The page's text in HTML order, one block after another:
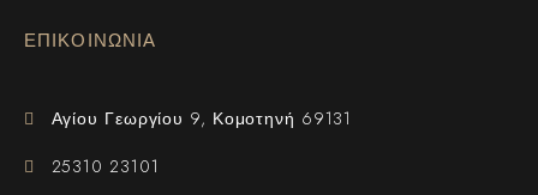
ΕΠΙΚΟΙΝΩΝΙΑ
Αγίου Γεωργίου 9, Κομοτηνή 69131
25310 23101